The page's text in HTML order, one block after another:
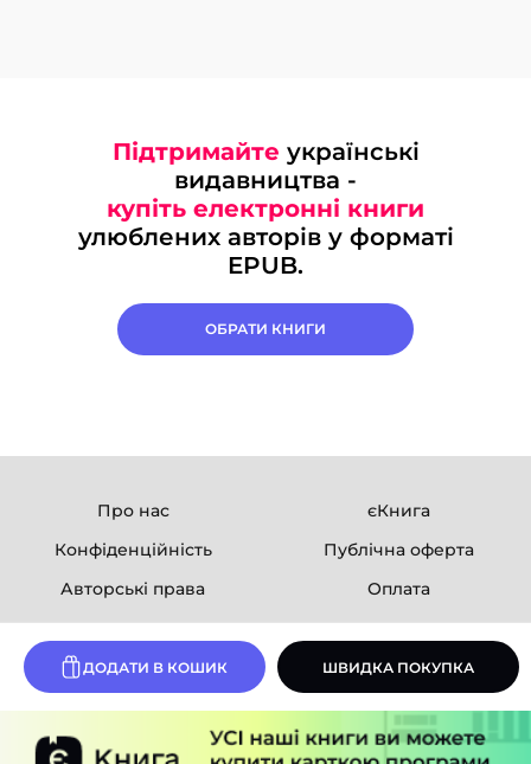
ДОДАТИ В КОШИК ШВИДКА ПОКУПКА
Підтримайте українські
видавництва -
купіть електронні книги
улюблених авторів у форматі
EPUB.
ОБРАТИ КНИГИ
Про нас
єКнига
Конфіденційність
Публічна оферта
Авторські права
Оплата
Розробка сайту